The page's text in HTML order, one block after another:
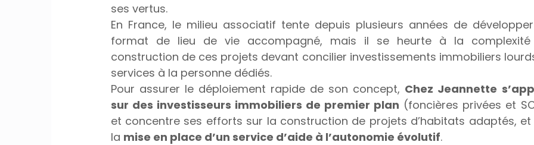
ses vertus.
En France, le milieu associatif tente depuis plusieurs années de
format de lieu de vie accompagné, mais il se heurte à la
construction de ces projets devant concilier investissements immobiliers
services à la personne dédiés.
Pour assurer le déploiement rapide de son concept, Chez Jeannette
sur des investisseurs immobiliers de premier plan (foncières privées et
et concentre ses efforts sur la construction de projets d’habitats adaptés, et
la mise en place d’un service d’aide à l’autonomie évolutif.